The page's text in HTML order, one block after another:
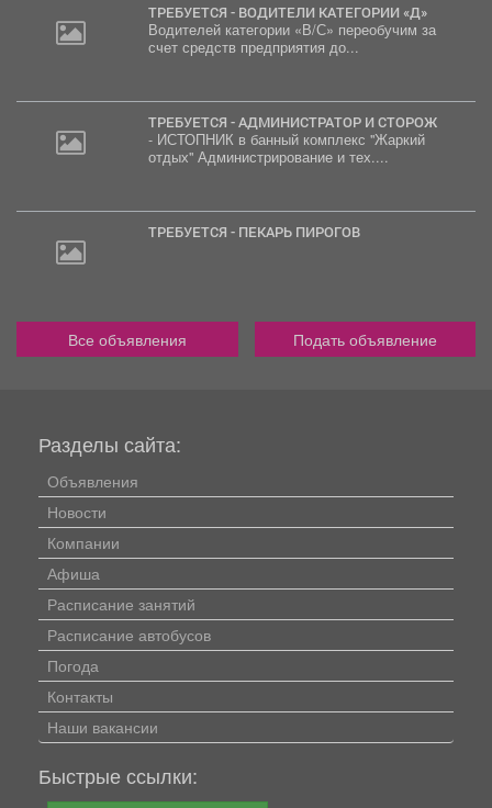
ТРЕБУЕТСЯ - ВОДИТЕЛИ КАТЕГОРИИ «Д»
Водителей категории «В/С» переобучим за
счет средств предприятия до...
ТРЕБУЕТСЯ - АДМИНИСТРАТОР И СТОРОЖ
- ИСТОПНИК в банный комплекс "Жаркий
отдых" Администрирование и тех....
ТРЕБУЕТСЯ - ПЕКАРЬ ПИРОГОВ
Все объявления Подать объявление
Разделы сайта:
Объявления
Новости
Компании
Афиша
Расписание занятий
Расписание автобусов
Погода
Контакты
Наши вакансии
Быстрые ссылки: